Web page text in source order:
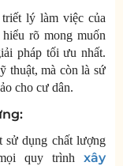
lý làm việc của
rõ mong muốn
pháp tối ưu nhất.
thuật, mà còn là sứ
cho cư dân.
sử dụng chất lượng
quy trình xây